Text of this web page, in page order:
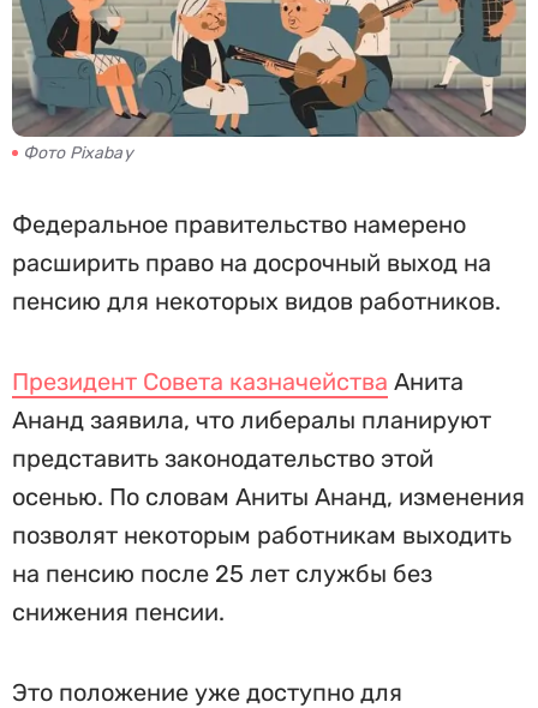
Фото Pixabay
Федеральное правительство намерено
расширить право на досрочный выход на
пенсию для некоторых видов работников.
Президент Совета казначейства Анита
Ананд заявила, что либералы планируют
представить законодательство этой
осенью. По словам Аниты Ананд, изменения
позволят некоторым работникам выходить
на пенсию после 25 лет службы без
снижения пенсии.
Это положение уже доступно для